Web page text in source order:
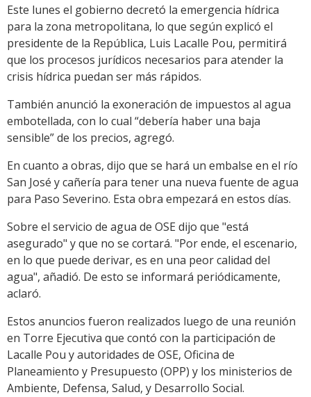
Link
Este lunes el gobierno decretó la emergencia hídrica
para la zona metropolitana, lo que según explicó el
presidente de la República, Luis Lacalle Pou, permitirá
que los procesos jurídicos necesarios para atender la
crisis hídrica puedan ser más rápidos.
También anunció la exoneración de impuestos al agua
embotellada, con lo cual “debería haber una baja
sensible” de los precios, agregó.
En cuanto a obras, dijo que se hará un embalse en el río
San José y cañería para tener una nueva fuente de agua
para Paso Severino. Esta obra empezará en estos días.
Sobre el servicio de agua de OSE dijo que "está
asegurado" y que no se cortará. "Por ende, el escenario,
en lo que puede derivar, es en una peor calidad del
agua", añadió. De esto se informará periódicamente,
aclaró.
Estos anuncios fueron realizados luego de una reunión
en Torre Ejecutiva que contó con la participación de
Lacalle Pou y autoridades de OSE, Oficina de
Planeamiento y Presupuesto (OPP) y los ministerios de
Ambiente, Defensa, Salud, y Desarrollo Social.